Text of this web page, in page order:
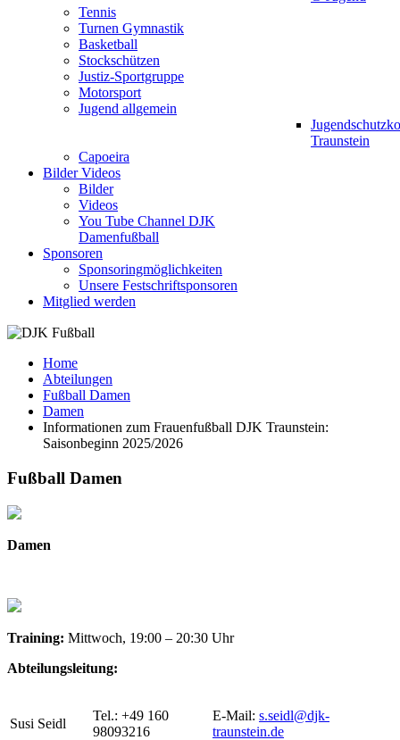
Tennis
Turnen Gymnastik
Basketball
Stockschützen
Justiz-Sportgruppe
Motorsport
Jugend allgemein
Traunstein
Capoeira
Bilder Videos
Bilder
Videos
You Tube Channel DJK
Damenfußball
Sponsoren
Sponsoringmöglichkeiten
Unsere Festschriftsponsoren
Mitglied werden
Home
Abteilungen
Fußball Damen
Damen
Informationen zum Frauenfußball DJK Traunstein:
Saisonbeginn 2025/2026
Fußball Damen
Damen
Training: Mittwoch, 19:00 – 20:30 Uhr
Abteilungsleitung:
Susi Seidl
Tel.: +49 160
98093216
E-Mail: s.seidl@djk-
traunstein.de